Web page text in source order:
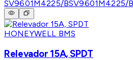
SV9601M4225/BSV9601M4225/B
HONEYWELL BMS
Relevador 15A, SPDT